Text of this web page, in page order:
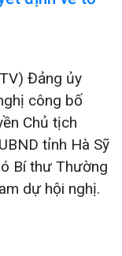
Đảng ủy
công bố
Chủ tịch
tỉnh Hà Sỹ
Bí thư Thường
dự hội nghị.